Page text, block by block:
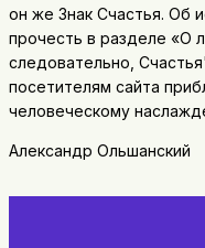
он же Знак Счастья. Об
прочесть в разделе «О
следовательно,
посетителям сайта
человеческому
Александр Ольшанский